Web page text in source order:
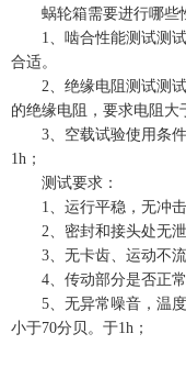
蜗轮箱需要进行哪些
1、啮合性能测试测试
合适。
2、绝缘电阻测试测试
的绝缘电阻，要求电阻大
3、空载试验使用条件
1h；
测试要求：
1、运行平稳，无冲击
2、密封和接头处无泄
3、无卡齿、运动不流
4、传动部分是否正常
5、无异常噪音，温度
小于70分贝。于1h；